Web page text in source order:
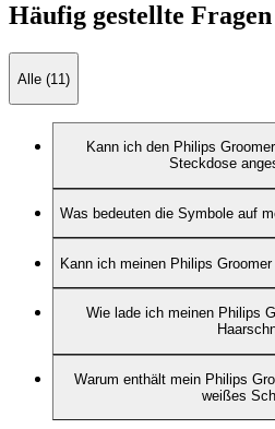
Häufig gestellte
Alle (11)
Kann ich den Philips
Steckdose
Was bedeuten die Symbole auf
Kann ich meinen Philips
Wie lade ich meinen Philips
Warum enthält mein Philips
weißes